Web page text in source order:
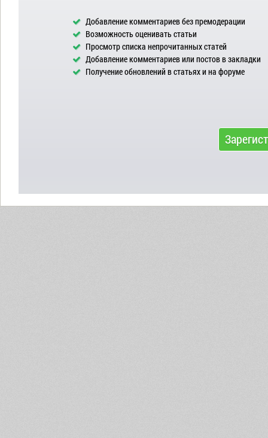
Добавление комментариев без премодерации
Возможность оценивать статьи
Просмотр списка непрочитанных статей
Добавление комментариев или постов в закладки
Получение обновлений в статьях и на форуме